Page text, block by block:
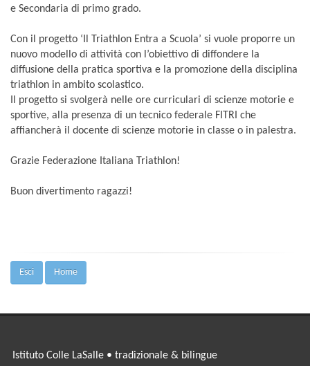
e Secondaria di primo grado.
Con il progetto ‘Il Triathlon Entra a Scuola’ si vuole proporre un
nuovo modello di attività con l’obiettivo di diffondere la
diffusione della pratica sportiva e la promozione della disciplina
triathlon in ambito scolastico.
Il progetto si svolgerà nelle ore curriculari di scienze motorie e
sportive, alla presenza di un tecnico federale FITRI che
affiancherà il docente di scienze motorie in classe o in palestra.
Grazie Federazione Italiana Triathlon!
Buon divertimento ragazzi!
Esci Home
Istituto Colle LaSalle • tradizionale & bilingue